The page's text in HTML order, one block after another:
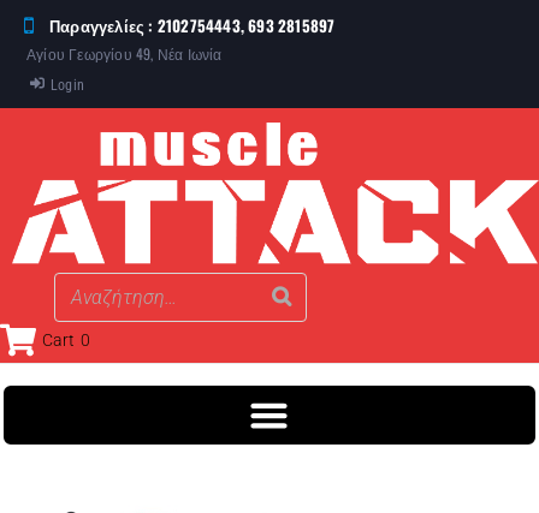
Παραγγελίες : 2102754443, 693 2815897
Αγίου Γεωργίου 49, Νέα Ιωνία
Login
Cart 0